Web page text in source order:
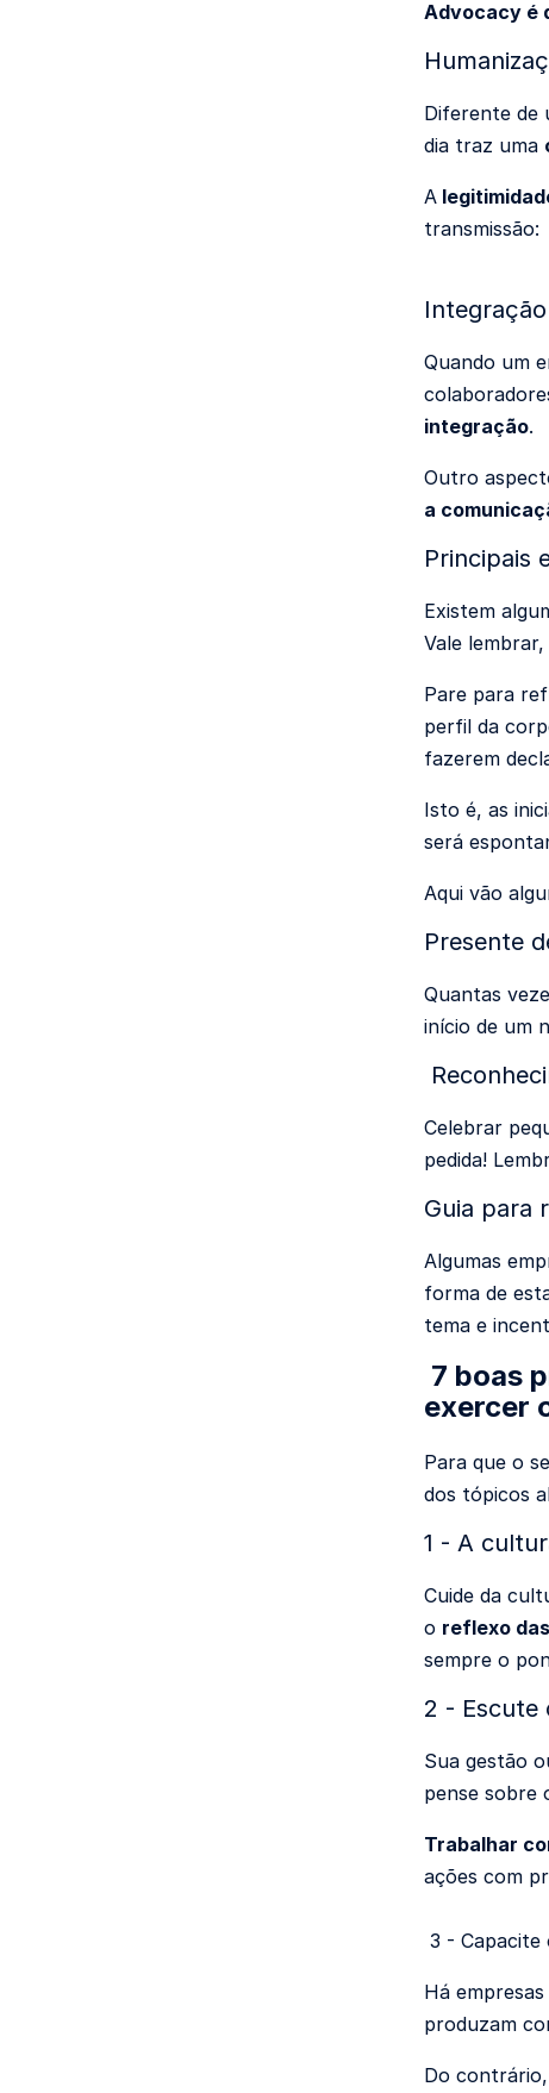
Advocacy é
Diferente de
dia traz uma
A
transmissão:
Quando um
integração.
Outro
a
Principais
Existem
Vale
Pare para
perfil da
fazerem
Isto é, as
será
Aqui vão
Presente
Quantas
início de um
Celebrar
pedida!
Guia para
Algumas
forma de
tema e
7 boas
exercer
Para que o
dos tópicos
1 - A
Cuide da
o reflexo
sempre o
2 - Escute
Sua gestão
pense sobre
Trabalhar
ações com
3 - Capacite
Há
produzam
Do